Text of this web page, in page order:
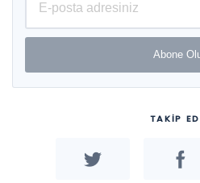
Abone
TAKİP